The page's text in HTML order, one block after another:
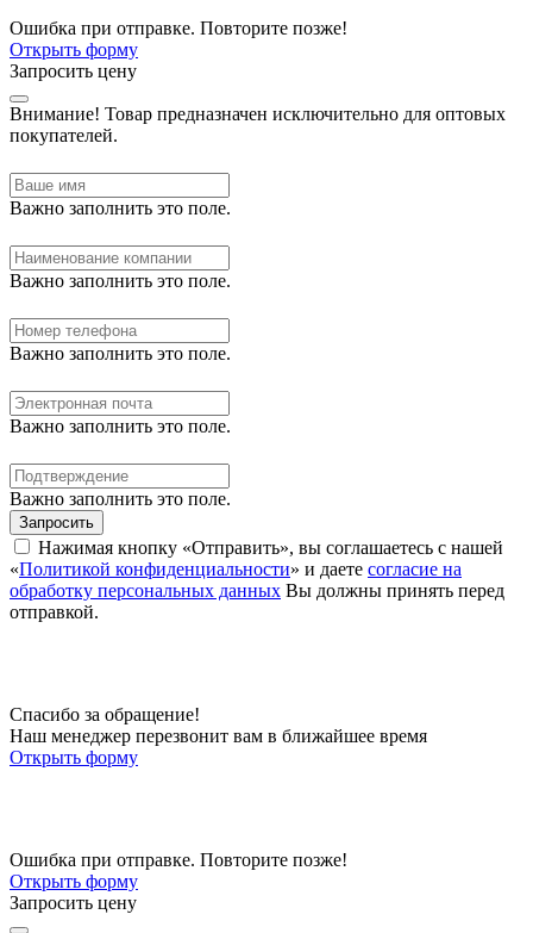
Ошибка при отправке. Повторите позже!
Открыть форму
Запросить цену
Внимание! Товар предназначен исключительно для оптовых
покупателей.
Важно заполнить это поле.
Важно заполнить это поле.
Важно заполнить это поле.
Важно заполнить это поле.
Важно заполнить это поле.
Запросить
Нажимая кнопку «Отправить», вы соглашаетесь с нашей
«Политикой конфиденциальности» и даете согласие на
обработку персональных данных Вы должны принять перед
отправкой.
Спасибо за обращение!
Наш менеджер перезвонит вам в ближайшее время
Открыть форму
Ошибка при отправке. Повторите позже!
Открыть форму
Запросить цену